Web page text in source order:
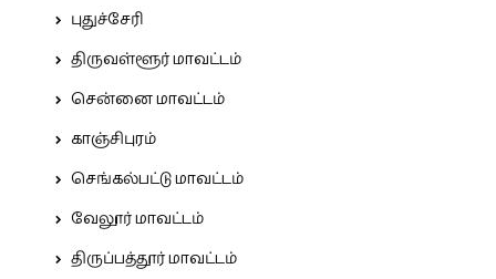
புதுச்சேரி
திருவள்ளூர் மாவட்டம்
சென்னை மாவட்டம்
காஞ்சிபுரம்
செங்கல்பட்டு மாவட்டம்
வேலூர் மாவட்டம்
திருப்பத்தூர் மாவட்டம்